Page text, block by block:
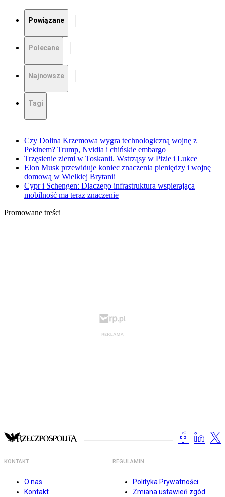
Powiązane
Polecane
Najnowsze
Tagi
Czy Dolina Krzemowa wygra technologiczną wojnę z
Pekinem? Trump, Nvidia i chińskie embargo
Trzęsienie ziemi w Toskanii. Wstrząsy w Pizie i Lukce
Elon Musk przewiduje koniec znaczenia pieniędzy i wojnę
domową w Wielkiej Brytanii
Cypr i Schengen: Dlaczego infrastruktura wspierająca
mobilność ma teraz znaczenie
Promowane treści
KONTAKT
O nas
Kontakt
REGULAMIN
Polityka Prywatności
Zmiana ustawień zgód